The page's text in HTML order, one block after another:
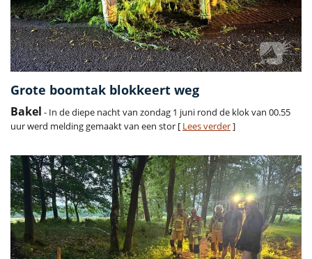
Grote boomtak blokkeert weg
Bakel - In de diepe nacht van zondag 1 juni rond de klok van 00.55
uur werd melding gemaakt van een stor [ Lees verder]